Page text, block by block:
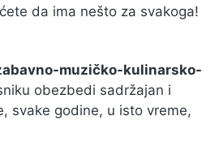
da ima nešto za svakoga!
muzičko-kulinarsko-
obezbedi sadržajan i
svake godine, u isto vreme,